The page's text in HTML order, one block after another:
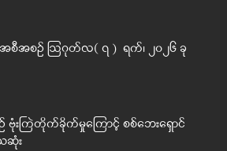
အစီအစဉ် ဩဂုတ်လ( ၇ ) ရက်၊ ၂၀၂၆ ခု
းကြဲတိုက်ခိုက်မှုကြောင့် စစ်ဘေးရှောင်
ဆုံး